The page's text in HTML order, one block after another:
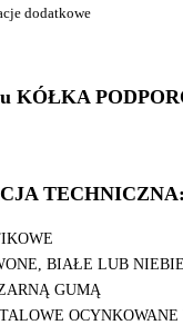
dodatkowe
KÓŁKA
TECHNICZNA:
BIAŁE LUB
GUMĄ